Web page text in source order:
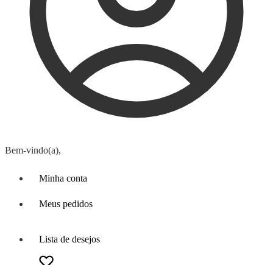
Bem-vindo(a),
Minha conta
Meus pedidos
Lista de desejos